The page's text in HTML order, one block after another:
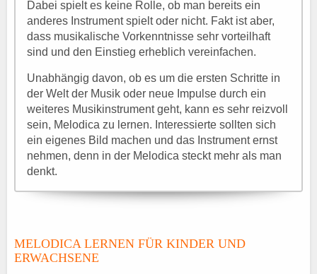
Dabei spielt es keine Rolle, ob man bereits ein
anderes Instrument spielt oder nicht. Fakt ist aber,
dass musikalische Vorkenntnisse sehr vorteilhaft
sind und den Einstieg erheblich vereinfachen.
Unabhängig davon, ob es um die ersten Schritte in
der Welt der Musik oder neue Impulse durch ein
weiteres Musikinstrument geht, kann es sehr reizvoll
sein, Melodica zu lernen. Interessierte sollten sich
ein eigenes Bild machen und das Instrument ernst
nehmen, denn in der Melodica steckt mehr als man
denkt.
MELODICA LERNEN FÜR KINDER UND
ERWACHSENE